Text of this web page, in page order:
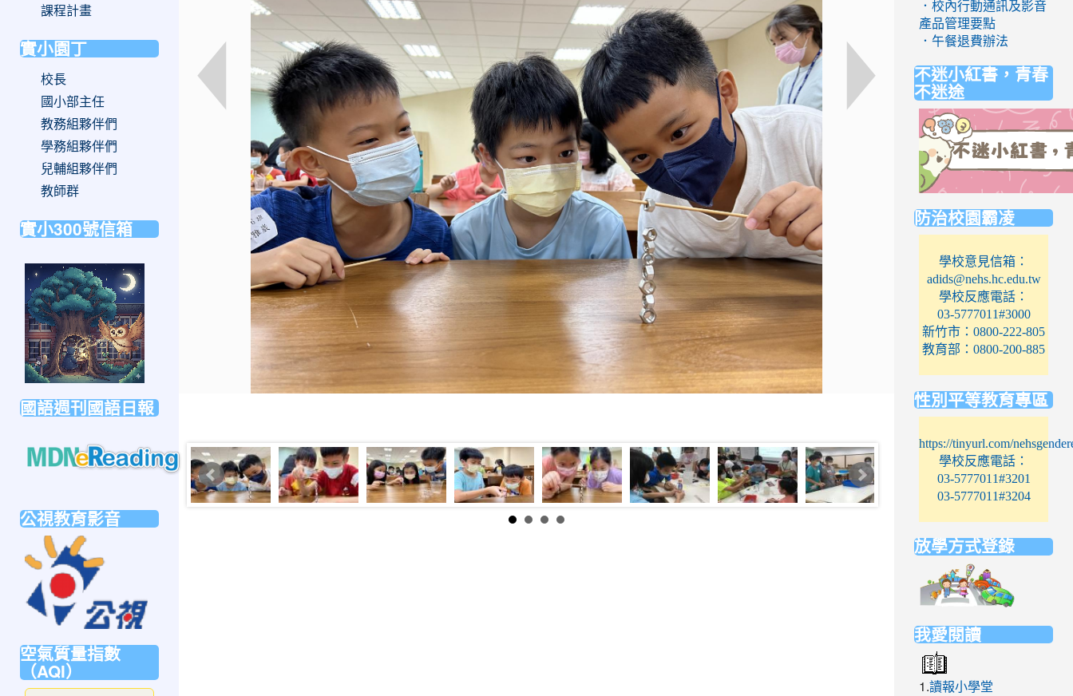
課程計畫
實小園丁
校長
國小部主任
教務組夥伴們
學務組夥伴們
兒輔組夥伴們
教師群
實小300號信箱
https://forms.gle/sb6qss7apF2uRjVc7
國語週刊國語日報
https://mdnereading.mdnkids.com
公視教育影音
空氣質量指數
（AQI）
．校內行動通訊及影音
產品管理要點
．午餐退費辦法
不迷小紅書，青春
不迷途
to
https://eliteracy.edu.tw/
防治校園霸凌
學校意見信箱：
adids@nehs.hc.edu.tw
學校反應電話：
03-5777011#3000
新竹市：0800-222-805
教育部：0800-200-885
性別平等教育專區
https://tinyurl.com/
學校反應電話：
03-5777011#3201
03-5777011#3204
放學方式登錄
https://
我愛閱讀
1.讀報小學堂